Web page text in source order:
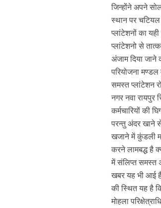
जिन्होंने अपने
स्थान पर
प्लांटेशनों का
प्लांटेशनो से
अंजाम दिया जाने
परियोजना मण्डल
समस्त प्लांटेशन
नगर नवा
कर्मचारियों की
परन्तु अंदर खाने
खजाने में कुंडली
करने लामबद्ध है
में संलिप्त समस्त
खबर यह भी आई
की स्थित यह है
मोहला